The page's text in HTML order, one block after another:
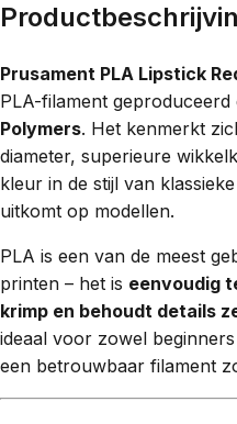
Prusament PLA Lipstick
PLA-filament geproduceerd
Polymers. Het kenmerkt
diameter, superieure
kleur in de stijl van
uitkomt op modellen.
PLA is een van de meest
printen – het is eenvoudig
krimp en behoudt details
ideaal voor zowel
een betrouwbaar filament